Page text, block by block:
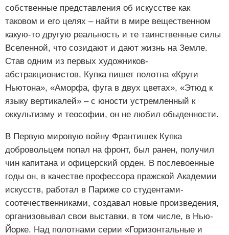
собственные представления об искусстве как
таковом и его целях – найти в мире вещественном
какую-то другую реальность и те таинственные силы
Вселенной, что созидают и дают жизнь на Земле.
Став одним из первых художников-
абстракционистов, Купка пишет полотна «Круги
Ньютона», «Аморфа, фуга в двух цветах», «Этюд к
языку вертикалей» – с юности устремленный к
оккультизму и теософии, он не любил обыденности.
В Первую мировую войну Франтишек Купка
добровольцем попал на фронт, был ранен, получил
чин капитана и офицерский орден. В послевоенные
годы он, в качестве профессора пражской Академии
искусств, работал в Париже со студентами-
соотечественниками, создавал новые произведения,
организовывал свои выставки, в том числе, в Нью-
Йорке. Над полотнами серии «Горизонтальные и